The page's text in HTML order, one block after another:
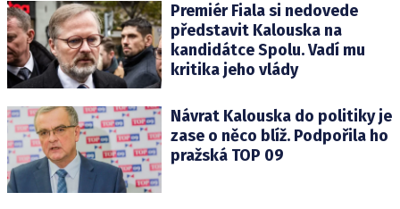
Premiér Fiala si nedovede
představit Kalouska na
kandidátce Spolu. Vadí mu
kritika jeho vlády
Návrat Kalouska do politiky je
zase o něco blíž. Podpořila ho
pražská TOP 09